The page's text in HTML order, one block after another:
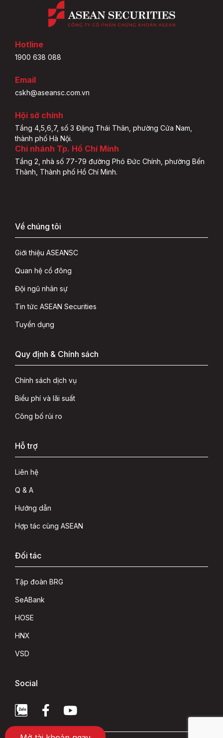
Hotline
1900 638 088
Email
cskh@aseansc.com.vn
Hội sở chính
Tầng 4,5,6,7, số 3 Đặng Thái Thân, phường Cửa Nam,
thành phố Hà Nội.
Chi nhánh Tp. Hồ Chí Minh
Tầng 2, nhà số 77-79 đường Phó Đức Chính, phường Bến
Thành, Thành phố Hồ Chí Minh.
Về chúng tôi
Giới thiệu ASEANSC
Quan hệ cổ đông
Đội ngũ nhân sự
Tin tức ASEAN Securities
Tuyển dụng
Quy định & Chính sách
Chính sách dịch vụ
Biểu phí và lãi suất
Công bố rủi ro
Hỗ trợ
Liên hệ
Q & A
Hướng dẫn
Hợp tác cùng ASEAN
Đối tác
Tập đoàn BRG
SeABank
HOSE
HNX
VSD
Social